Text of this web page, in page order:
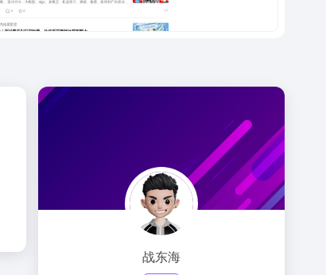
战东海